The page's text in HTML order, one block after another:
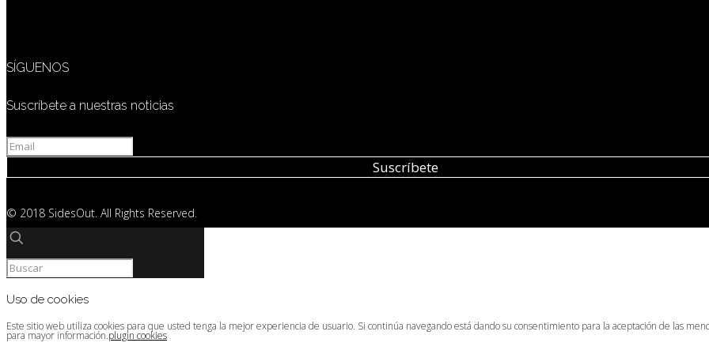
SÍGUENOS
Suscríbete a nuestras noticias
© 2018 SidesOut. All Rights Reserved.
Uso de cookies
Este sitio web utiliza cookies para que usted tenga la mejor experiencia de usuario. Si continúa navegando está dando su consentimiento para la aceptación de las
para mayor información.plugin cookies